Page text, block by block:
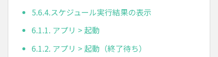
5.6.4.スケジュール実行結果の表示
6.1.1. アプリ > 起動
6.1.2. アプリ > 起動（終了待ち）